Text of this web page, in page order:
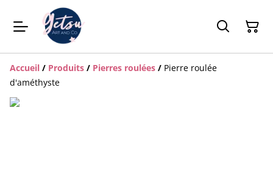
Accueil / Produits / Pierres roulées / Pierre roulée
d'améthyste